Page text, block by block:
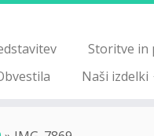
Storitve in
Naši izdelki